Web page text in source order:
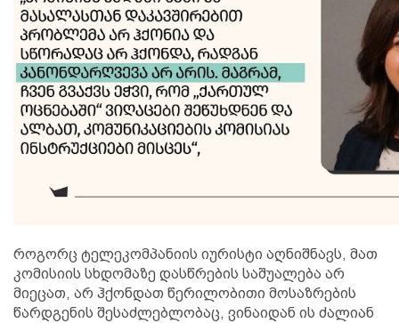
როგორც ტელეკომპანიის იურისტი აღნიშნავს, მათ
კომისიის სხდომაზე დასწრების საშუალება არ
მიეცათ, არ ჰქონდათ წერილობითი მოსაზრების
წარდგენის შესაძლებლობაც, ვინაიდან ის ძალიან